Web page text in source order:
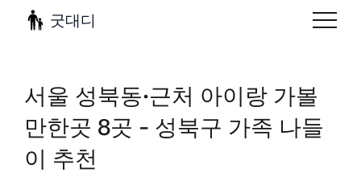
굿대디
서울 성북동·근처 아이랑 가볼
만한곳 8곳 - 성북구 가족 나들
이 추천